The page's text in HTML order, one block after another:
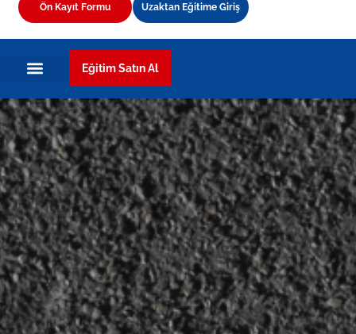
Ön Kayıt Formu Uzaktan Eğitime Giriş
Eğitim Satın Al